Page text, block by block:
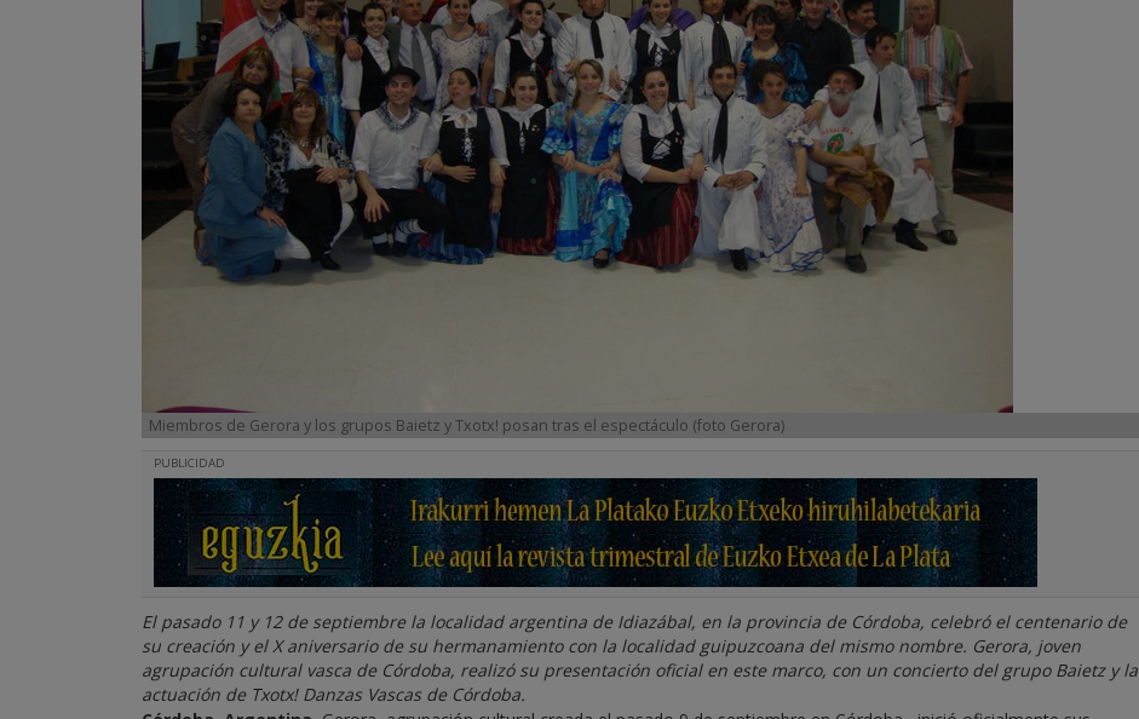
Miembros de Gerora y los grupos Baietz y Txotx! posan tras el espectáculo (foto Gerora)
PUBLICIDAD
El pasado 11 y 12 de septiembre la localidad argentina de Idiazábal, en la provincia de Córdoba, celebró el centenario de
su creación y el X aniversario de su hermanamiento con la localidad guipuzcoana del mismo nombre. Gerora, joven
agrupación cultural vasca de Córdoba, realizó su presentación oficial en este marco, con un concierto del grupo Baietz y la
actuación de Txotx! Danzas Vascas de Córdoba.